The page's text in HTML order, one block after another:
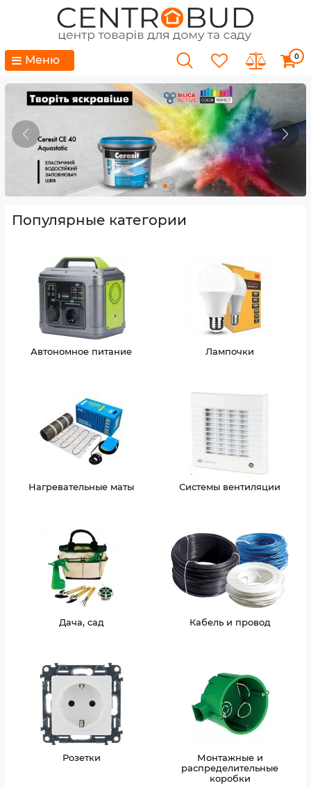
Меню 0
Популярные категории
Автономное питание Лампочки
Нагревательные маты Системы вентиляции
Дача, сад Кабель и провод
Розетки
Монтажные и
распределительные
коробки